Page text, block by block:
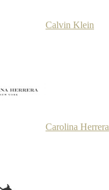
Calvin Klein
Carolina Herrera